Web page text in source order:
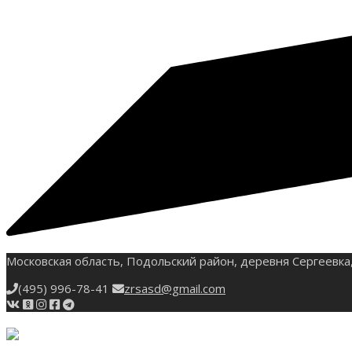
Московская область, Подольский район, деревня
(495) 996-78-41
zrsasd@gmail.com